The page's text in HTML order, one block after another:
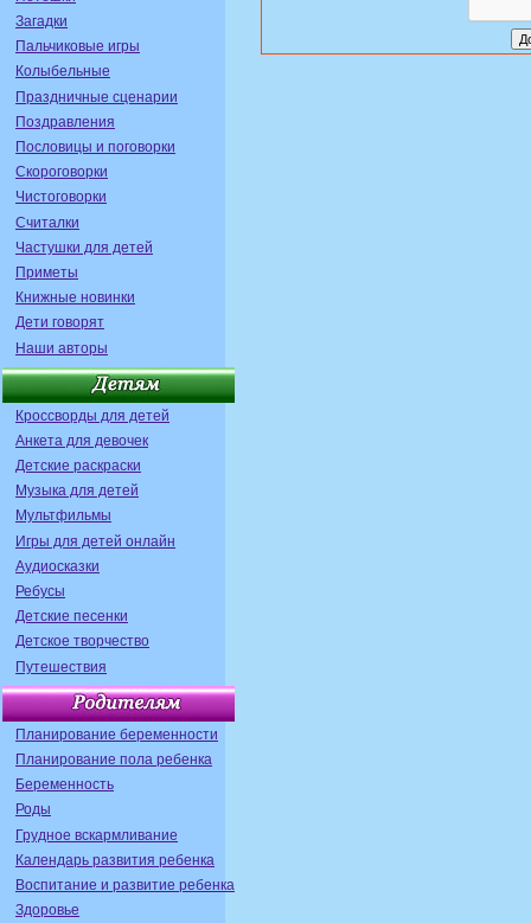
Загадки
Пальчиковые игры
Колыбельные
Праздничные сценарии
Поздравления
Пословицы и поговорки
Скороговорки
Чистоговорки
Считалки
Частушки для детей
Приметы
Книжные новинки
Дети говорят
Наши авторы
Кроссворды для детей
Анкета для девочек
Детские раскраски
Музыка для детей
Мультфильмы
Игры для детей онлайн
Аудиосказки
Ребусы
Детские песенки
Детское творчество
Путешествия
Планирование беременности
Планирование пола ребенка
Беременность
Роды
Грудное вскармливание
Календарь развития ребенка
Воспитание и развитие ребенка
Здоровье